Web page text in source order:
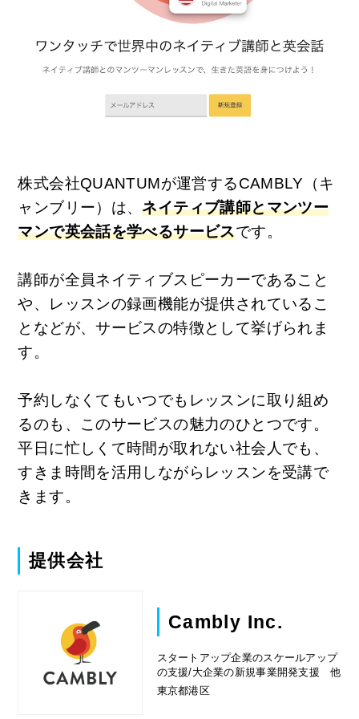
株式会社QUANTUMが運営するCAMBLY（キ
ャンブリー）は、ネイティブ講師とマンツー
マンで英会話を学べるサービスです。
講師が全員ネイティブスピーカーであること
や、レッスンの録画機能が提供されているこ
となどが、サービスの特徴として挙げられま
す。
予約しなくてもいつでもレッスンに取り組め
るのも、このサービスの魅力のひとつです。
平日に忙しくて時間が取れない社会人でも、
すきま時間を活用しながらレッスンを受講で
きます。
提供会社
Cambly Inc.
スタートアップ企業のスケールアップ
の支援/大企業の新規事業開発支援 他
東京都港区